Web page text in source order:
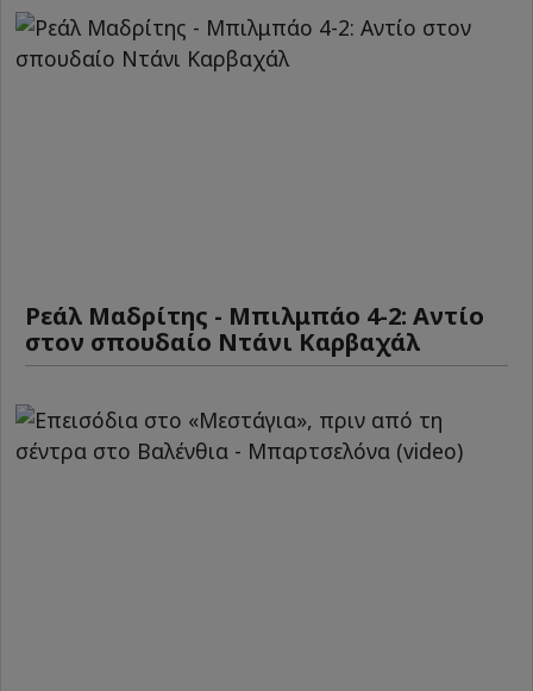
Ρεάλ Μαδρίτης - Μπιλμπάο 4-2: Αντίο
στον σπουδαίο Ντάνι Καρβαχάλ